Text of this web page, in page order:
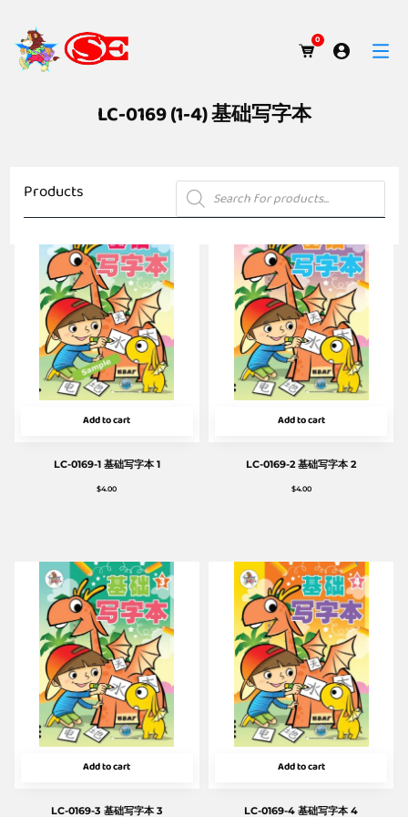
0
LC-0169 (1-4) 基础写字本
Products Products
search
Add to cart
LC-0169-1 基础写字本 1
$4.00
Add to cart
LC-0169-2 基础写字本 2
$4.00
Add to cart
LC-0169-3 基础写字本 3
Add to cart
LC-0169-4 基础写字本 4